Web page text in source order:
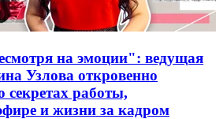
на эмоции": ведущая
Узлова откровенно
секретах работы,
и жизни за кадром